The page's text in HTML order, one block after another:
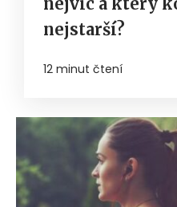
nejstarší?
12 minut čtení